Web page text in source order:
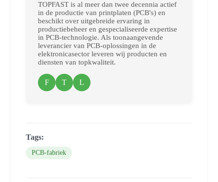
TOPFAST is al meer dan twee decennia actief
in de productie van printplaten (PCB's) en
beschikt over uitgebreide ervaring in
productiebeheer en gespecialiseerde expertise
in PCB-technologie. Als toonaangevende
leverancier van PCB-oplossingen in de
elektronicasector leveren wij producten en
diensten van topkwaliteit.
F T L
Tags:
PCB-fabriek